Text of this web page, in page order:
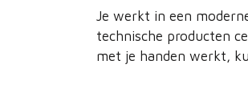
Je werkt in een
technische producten
met je handen werkt,